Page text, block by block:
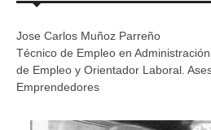
Jose Carlos Muñoz Parreño
Técnico de Empleo en
de Empleo y Orientador Laboral.
Emprendedores